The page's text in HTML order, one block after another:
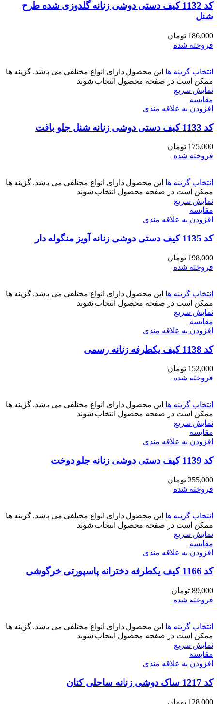
کد 1132 کیف دستی دوشی زنانه گلدوزی شده طرح
شنل
186,000 تومان
فروخته شده
انتخاب گزینه ها این محصول دارای انواع مختلفی می باشد. گزینه ها
ممکن است در صفحه محصول انتخاب شوند
نمایش سریع
مقايسه
افزودن به علاقه مندی
کد 1133 کیف دستی دوشی زنانه شنل جلو بافت
175,000 تومان
فروخته شده
انتخاب گزینه ها این محصول دارای انواع مختلفی می باشد. گزینه ها
ممکن است در صفحه محصول انتخاب شوند
نمایش سریع
مقايسه
افزودن به علاقه مندی
کد 1135 کیف دستی دوشی زنانه آویز منگوله دار
198,000 تومان
فروخته شده
انتخاب گزینه ها این محصول دارای انواع مختلفی می باشد. گزینه ها
ممکن است در صفحه محصول انتخاب شوند
نمایش سریع
مقايسه
افزودن به علاقه مندی
کد 1138 کیف یکطرفه زنانه رسمی
152,000 تومان
فروخته شده
انتخاب گزینه ها این محصول دارای انواع مختلفی می باشد. گزینه ها
ممکن است در صفحه محصول انتخاب شوند
نمایش سریع
مقايسه
افزودن به علاقه مندی
کد 1139 کیف دستی دوشی زنانه جلو دوخت
255,000 تومان
فروخته شده
انتخاب گزینه ها این محصول دارای انواع مختلفی می باشد. گزینه ها
ممکن است در صفحه محصول انتخاب شوند
نمایش سریع
مقايسه
افزودن به علاقه مندی
کد 1166 کیف یکطرفه دخترانه پاسپورتی خرگوشی
89,000 تومان
فروخته شده
انتخاب گزینه ها این محصول دارای انواع مختلفی می باشد. گزینه ها
ممکن است در صفحه محصول انتخاب شوند
نمایش سریع
مقايسه
افزودن به علاقه مندی
کد 1217 ساک دوشی زنانه ساحلی کتان
128,000 تومان